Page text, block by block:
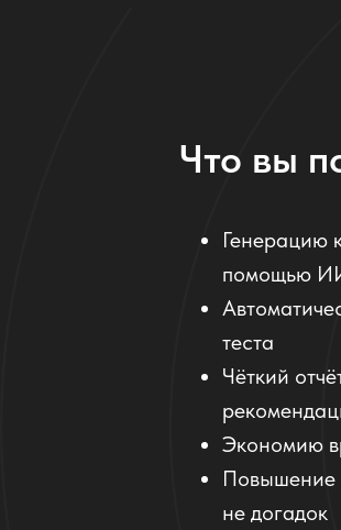
Что вы
Генерацию
помощью
теста
Чёткий
Экономию
Повышение
не догадок